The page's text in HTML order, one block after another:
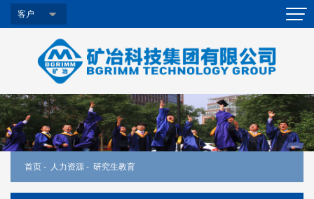
客户
首页 - 人力资源 - 研究生教育